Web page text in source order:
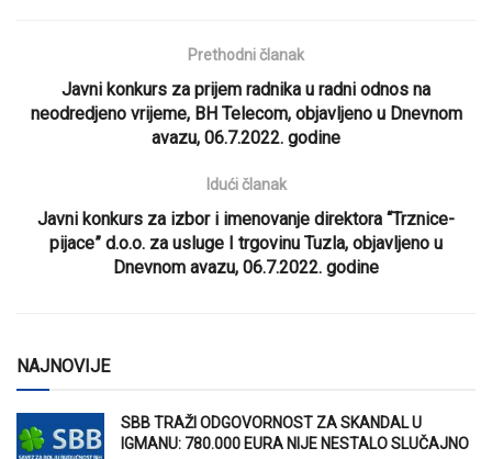
Prethodni članak
Javni konkurs za prijem radnika u radni odnos na
neodredjeno vrijeme, BH Telecom, objavljeno u Dnevnom
avazu, 06.7.2022. godine
Idući članak
Javni konkurs za izbor i imenovanje direktora “Trznice-
pijace” d.o.o. za usluge I trgovinu Tuzla, objavljeno u
Dnevnom avazu, 06.7.2022. godine
NAJNOVIJE
SBB TRAŽI ODGOVORNOST ZA SKANDAL U
IGMANU: 780.000 EURA NIJE NESTALO SLUČAJNO